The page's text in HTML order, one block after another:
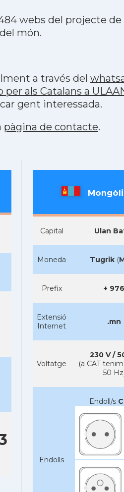
webs del projecte
món.
a través del
als Catalans a
gent interessada.
pàgina de contacte.
Capital Ulan
Moneda Tugrik (
Prefix + 976
Extensió
Internet
.mn
Voltatge
230 V /
(a CAT
50
Endolls
Endoll/s